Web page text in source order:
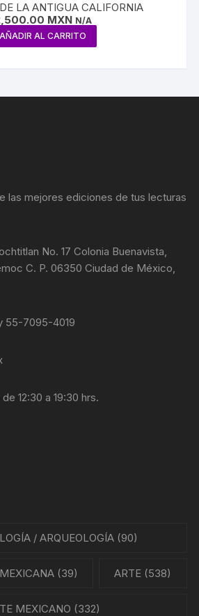
LA ANTIGUA CALIFORNIA
MXN N/A
AÑADIR AL CARRITO
las mejores ediciones de tus lecturas
No. 17 Colonia Buenavista,
C. P. 06350 Ciudad de México,
55-7095-4019
12:30 a 19:30 hrs.
/ ARQUEOLOGÍA(90)
(39) ARTE (538)
MEXICANO (332)